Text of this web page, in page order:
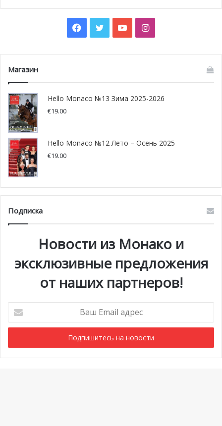
Инструктор, отвечающий за тренировку комиссаров,
отмечает, что в реальных условиях есть ещё и
оглушительный шум, который может полностью
дезориентировать человека, и сильная жара.
Facebook
TwitterYouTubeInstagram
Магазин
Hello Monaco №13 Зима 2025-2026
€19.00
Hello Monaco №12 Лето – Осень 2025
€19.00
Подписка
Новости из Монако и
эксклюзивные предложения
от наших партнеров!
Email
адрес